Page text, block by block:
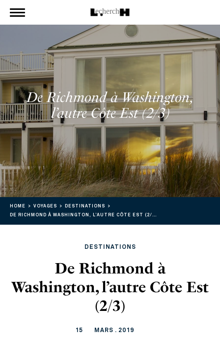
De Richmond à Washington,
l’autre Côte Est (2/3)
HOME VOYAGES
DESTINATIONS
DE RICHMOND À WASHINGTON, L’AUTRE CÔTE EST (2/3)
DESTINATIONS
De Richmond à
Washington, l’autre Côte Est
(2/3)
15 MARS . 2019